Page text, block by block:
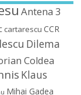
Antena 3
cartarescu CCR
Dilema
Coldea
Klaus
Mihai Gadea